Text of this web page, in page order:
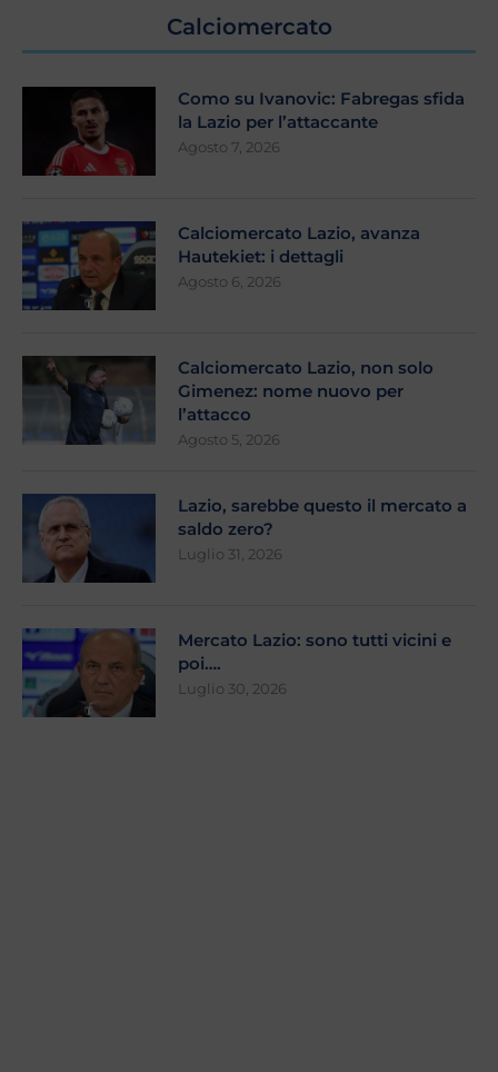
Calciomercato
Como su Ivanovic: Fabregas sfida
la Lazio per l’attaccante
Agosto 7, 2026
Calciomercato Lazio, avanza
Hautekiet: i dettagli
Agosto 6, 2026
Calciomercato Lazio, non solo
Gimenez: nome nuovo per
l’attacco
Agosto 5, 2026
Lazio, sarebbe questo il mercato a
saldo zero?
Luglio 31, 2026
Mercato Lazio: sono tutti vicini e
poi….
Luglio 30, 2026